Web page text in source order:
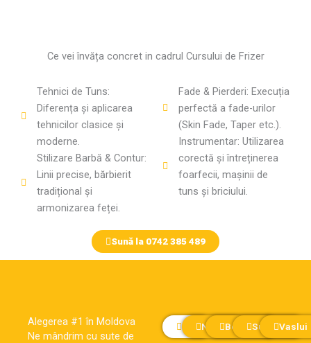
Ce vei învăța concret in cadrul Cursului de Frizer
Tehnici de Tuns:
Diferența și aplicarea
tehnicilor clasice și
moderne.
Stilizare Barbă & Contur:
Linii precise, bărbierit
tradițional și
armonizarea feței.
Fade & Pierderi: Execuția
perfectă a fade-urilor
(Skin Fade, Taper etc.).
Instrumentar: Utilizarea
corectă și întreținerea
foarfecii, mașinii de
tuns și briciului.
Sună la 0742 385 489
Alegerea #1 în Moldova
Ne mândrim cu sute de
Iași NeamțBotoșaniSuceavaVaslui